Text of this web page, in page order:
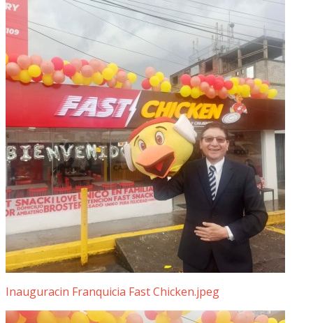
Inauguracin Franquicia Fast Chicken.jpeg